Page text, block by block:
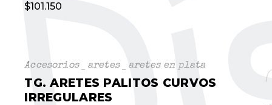
$101.150
Accesorios aretes aretes en plata
TG. ARETES PALITOS CURVOS
IRREGULARES